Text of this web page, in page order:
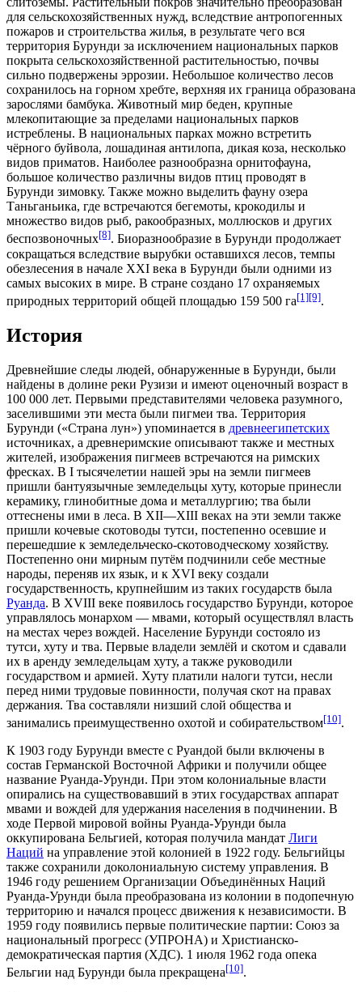
для сельскохозяйственных нужд, вследствие антропогенных
пожаров и строительства жилья, в результате чего вся
территория Бурунди за исключением национальных парков
покрыта сельскохозяйственной растительностью, почвы
сильно подвержены эррозии. Небольшое количество лесов
сохранилось на горном хребте, верхняя их граница образована
зарослями бамбука. Животный мир беден, крупные
млекопитающие за пределами национальных парков
истреблены. В национальных парках можно встретить
чёрного буйвола, лошадиная антилопа, дикая коза, несколько
видов приматов. Наиболее разнообразна орнитофауна,
большое количество различны видов птиц проводят в
Бурунди зимовку. Также можно выделить фауну озера
Таньганьика, где встречаются бегемоты, крокодилы и
множество видов рыб, ракообразных, моллюсков и других
беспозвоночных[8]. Биоразнообразие в Бурунди продолжает
сокращаться вследствие вырубки оставшихся лесов, темпы
обезлесения в начале XXI века в Бурунди были одними из
самых высоких в мире. В стране создано 17 охраняемых
природных территорий общей площадью 159 500 га[1][9].
История
Древнейшие следы людей, обнаруженные в Бурунди, были
найдены в долине реки Рузизи и имеют оценочный возраст в
100 000 лет. Первыми представителями человека разумного,
заселившими эти места были пигмеи тва. Территория
Бурунди («Страна лун») упоминается в древнеегипетских
источниках, а древнеримские описывают также и местных
жителей, изображения пигмеев встречаются на римских
фресках. В I тысячелетии нашей эры на земли пигмеев
пришли бантуязычные земледельцы хуту, которые принесли
керамику, глинобитные дома и металлургию; тва были
оттеснены ими в леса. В XII—XIII веках на эти земли также
пришли кочевые скотоводы тутси, постепенно осевшие и
перешедшие к земледельческо-скотоводческому хозяйству.
Постепенно они мирным путём подчинили себе местные
народы, переняв их язык, и к XVI веку создали
государственность, крупнейшим из таких государств была
Руанда. В XVIII веке появилось государство Бурунди, которое
управлялось монархом — мвами, который осуществлял власть
на местах через вождей. Население Бурунди состояло из
тутси, хуту и тва. Первые владели землёй и скотом и сдавали
их в аренду земледельцам хуту, а также руководили
государством и армией. Хуту платили налоги тутси, несли
перед ними трудовые повинности, получая скот на правах
держания. Тва составляли низший слой общества и
занимались преимущественно охотой и собирательством[10].
К 1903 году Бурунди вместе с Руандой были включены в
состав Германской Восточной Африки и получили общее
название Руанда-Урунди. При этом колониальные власти
опирались на существовавший в этих государствах аппарат
мвами и вождей для удержания населения в подчинении. В
ходе Первой мировой войны Руанда-Урунди была
оккупирована Бельгией, которая получила мандат Лиги
Наций на управление этой колонией в 1922 году. Бельгийцы
также сохранили доколониальную систему управления. В
1946 году решением Организации Объединённых Наций
Руанда-Урунди была преобразована из колонии в подопечную
территорию и начался процесс движения к независимости. В
1959 году появились первые политические партии: Союз за
национальный прогресс (УПРОНА) и Христианско-
демократическая партия (ХДС). 1 июля 1962 года опека
Бельгии над Бурунди была прекращена[10].